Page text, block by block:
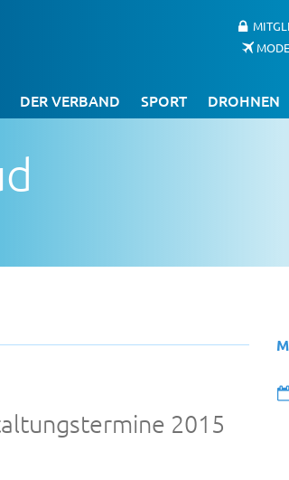
DER VERBAND SPORT DROHNEN
2015